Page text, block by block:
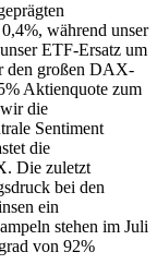
während unser
ETF-Ersatz um
den großen DAX-
Aktienquote zum
die
Sentiment
die
Die zuletzt
bei den
ein
stehen im Juli
von 92%